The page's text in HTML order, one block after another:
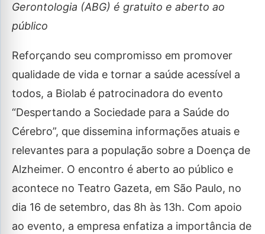
Gerontologia (ABG) é gratuito e aberto ao
público
Reforçando seu compromisso em promover
qualidade de vida e tornar a saúde acessível a
todos, a Biolab é patrocinadora do evento
“Despertando a Sociedade para a Saúde do
Cérebro”, que dissemina informações atuais e
relevantes para a população sobre a Doença de
Alzheimer. O encontro é aberto ao público e
acontece no Teatro Gazeta, em São Paulo, no
dia 16 de setembro, das 8h às 13h. Com apoio
ao evento, a empresa enfatiza a importância de